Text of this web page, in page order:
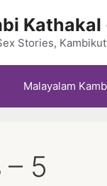
Stories,
Malayalam
5